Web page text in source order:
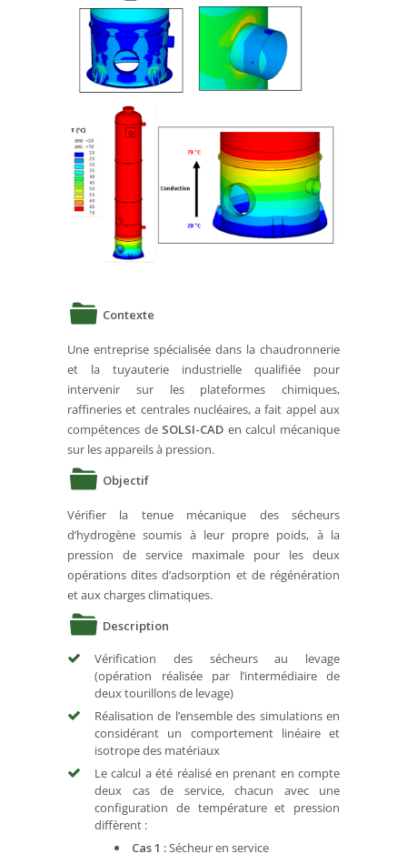
Contexte
Une entreprise spécialisée dans la chaudronnerie
et la tuyauterie industrielle qualifiée pour
intervenir sur les plateformes chimiques,
raffineries et centrales nucléaires, a fait appel aux
compétences de SOLSI-CAD en calcul mécanique
sur les appareils à pression.
Objectif
Vérifier la tenue mécanique des sécheurs
d’hydrogène soumis à leur propre poids, à la
pression de service maximale pour les deux
opérations dites d’adsorption et de régénération
et aux charges climatiques.
Description
Vérification des sécheurs au levage
(opération réalisée par l’intermédiaire de
deux tourillons de levage)
Réalisation de l’ensemble des simulations en
considérant un comportement linéaire et
isotrope des matériaux
Le calcul a été réalisé en prenant en compte
deux cas de service, chacun avec une
configuration de température et pression
diffèrent :
Cas 1 :Sécheur en service